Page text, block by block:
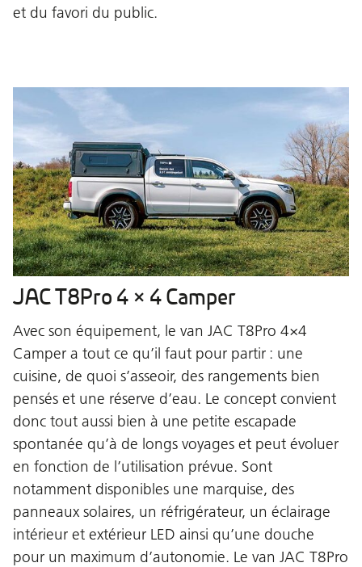
et du favori du public.
JAC T8Pro 4 × 4 Camper
Avec son équipement, le van JAC T8Pro 4×4
Camper a tout ce qu’il faut pour partir : une
cuisine, de quoi s’asseoir, des rangements bien
pensés et une réserve d’eau. Le concept convient
donc tout aussi bien à une petite escapade
spontanée qu’à de longs voyages et peut évoluer
en fonction de l’utilisation prévue. Sont
notamment disponibles une marquise, des
panneaux solaires, un réfrigérateur, un éclairage
intérieur et extérieur LED ainsi qu’une douche
pour un maximum d’autonomie. Le van JAC T8Pro